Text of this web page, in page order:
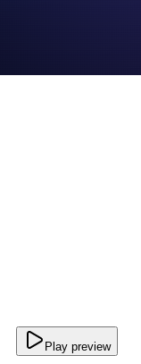
Play preview